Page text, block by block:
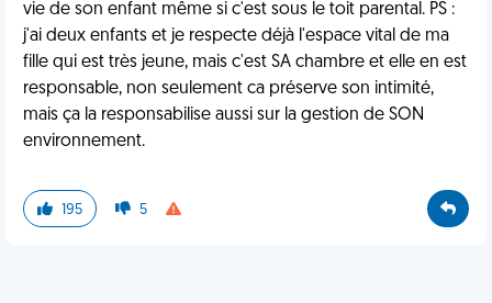
vie de son enfant même si c'est sous le toit parental. PS :
j'ai deux enfants et je respecte déjà l'espace vital de ma
fille qui est très jeune, mais c'est SA chambre et elle en est
responsable, non seulement ca préserve son intimité,
mais ça la responsabilise aussi sur la gestion de SON
environnement.
195 5